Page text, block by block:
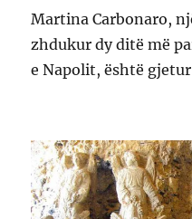
Martina Carbonaro,
zhdukur dy ditë më
e Napolit, është